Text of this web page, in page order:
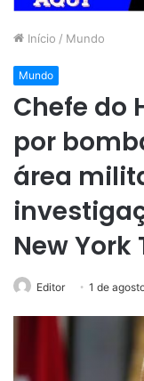
Início / Mundo
Mundo
Chefe do
por
área
New York
Editor 1 de